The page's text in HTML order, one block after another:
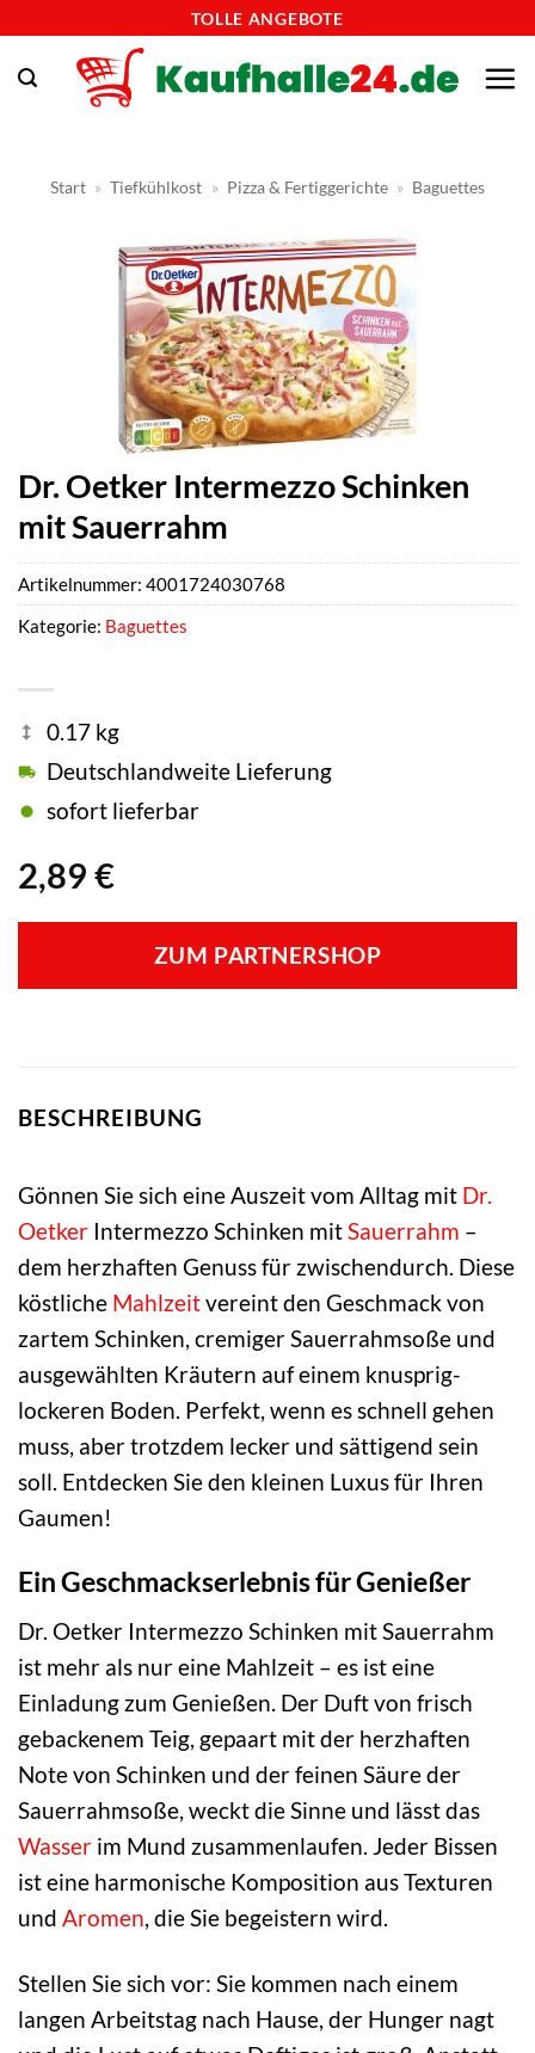
springen
TOLLE ANGEBOTE
Start » Tiefkühlkost » Pizza & Fertiggerichte » Baguettes
Dr. Oetker Intermezzo Schinken
mit Sauerrahm
2,89 €
0.17 kg
Deutschlandweite Lieferung
sofort lieferbar
ZUM PARTNERSHOP
Artikelnummer: 4001724030768
Kategorie: Baguettes
BESCHREIBUNG
Gönnen Sie sich eine Auszeit vom Alltag mit Dr.
Oetker Intermezzo Schinken mit Sauerrahm –
dem herzhaften Genuss für zwischendurch. Diese
köstliche Mahlzeitvereint den Geschmack von
zartem Schinken, cremiger Sauerrahmsoße und
ausgewählten Kräutern auf einem knusprig-
lockeren Boden. Perfekt, wenn es schnell gehen
muss, aber trotzdem lecker und sättigend sein
soll. Entdecken Sie den kleinen Luxus für Ihren
Gaumen!
Ein Geschmackserlebnis für Genießer
Dr. Oetker Intermezzo Schinken mit Sauerrahm
ist mehr als nur eine Mahlzeit – es ist eine
Einladung zum Genießen. Der Duft von frisch
gebackenem Teig, gepaart mit der herzhaften
Note von Schinken und der feinen Säure der
Sauerrahmsoße, weckt die Sinne und lässt das
Wasser im Mund zusammenlaufen. Jeder Bissen
ist eine harmonische Komposition aus Texturen
und Aromen, die Sie begeistern wird.
Stellen Sie sich vor: Sie kommen nach einem
langen Arbeitstag nach Hause, der Hunger nagt